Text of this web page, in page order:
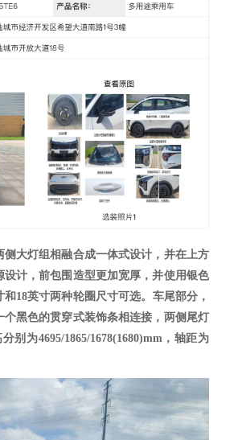
大灯组相融合成一体式设计，并在上方
设计，前包围造型更加宽厚，并使用银色
和18英寸两种轮圈尺寸可选。 车尾部分 ，
黑色的贯穿式装饰条相连接，两侧尾灯
分别为4695/1865/1678(1680)mm，轴距为